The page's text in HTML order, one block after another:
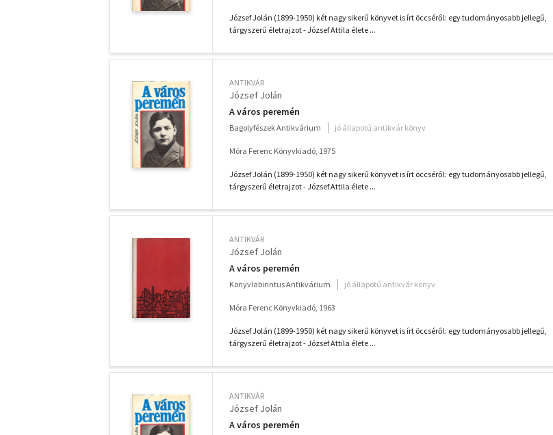
József Jolán (1899-1950) két nagy sikerű könyvet is írt öccséről: egy tudományosabb jellegű,
tárgyszerű életrajzot - József Attila élete ...
ANTIKVÁR
József Jolán
A város peremén
Bagolyfészek Antikvárium jó állapotú antikvár könyv
Móra Ferenc Könyvkiadó, 1975
József Jolán (1899-1950) két nagy sikerű könyvet is írt öccséről: egy tudományosabb jellegű,
tárgyszerű életrajzot - József Attila élete ...
ANTIKVÁR
József Jolán
A város peremén
Könyvlabirintus Antikvárium jó állapotú antikvár könyv
Móra Ferenc Könyvkiadó, 1963
József Jolán (1899-1950) két nagy sikerű könyvet is írt öccséről: egy tudományosabb jellegű,
tárgyszerű életrajzot - József Attila élete ...
ANTIKVÁR
József Jolán
A város peremén